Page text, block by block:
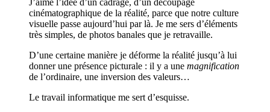
J’aime l’idée d’un cadrage, d’un découpage
cinématographique de la réalité, parce que notre culture
visuelle passe aujourd’hui par là. Je me sers d’éléments
très simples, de photos banales que je retravaille.
D’une certaine manière je déforme la réalité jusqu’à lui
donner une présence picturale : il y a une magnification
de l’ordinaire, une inversion des valeurs…
Le travail informatique me sert d’esquisse.